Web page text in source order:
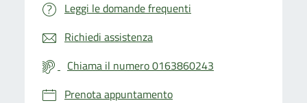
Leggi le domande frequenti
Richiedi assistenza
Chiama il numero 0163860243
Prenota appuntamento